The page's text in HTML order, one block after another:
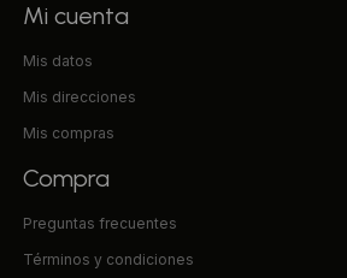
Mi cuenta
Mis datos
Mis direcciones
Mis compras
Compra
Preguntas frecuentes
Términos y condiciones